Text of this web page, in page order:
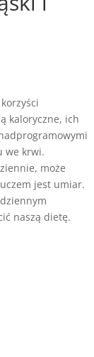
kaloryczne, ich
we krwi.
może
jest umiar.
naszą dietę.